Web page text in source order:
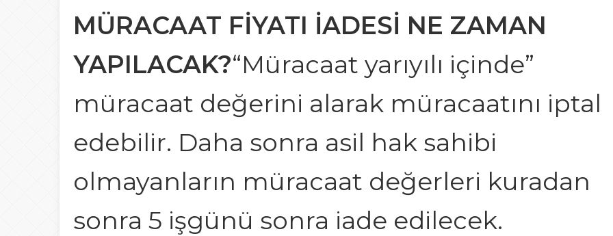
MÜRACAAT FİYATI İADESİ NE ZAMAN
YAPILACAK?“Müracaat yarıyılı içinde”
müracaat değerini alarak müracaatını iptal
edebilir. Daha sonra asil hak sahibi
olmayanların müracaat değerleri kuradan
sonra 5 işgünü sonra iade edilecek.